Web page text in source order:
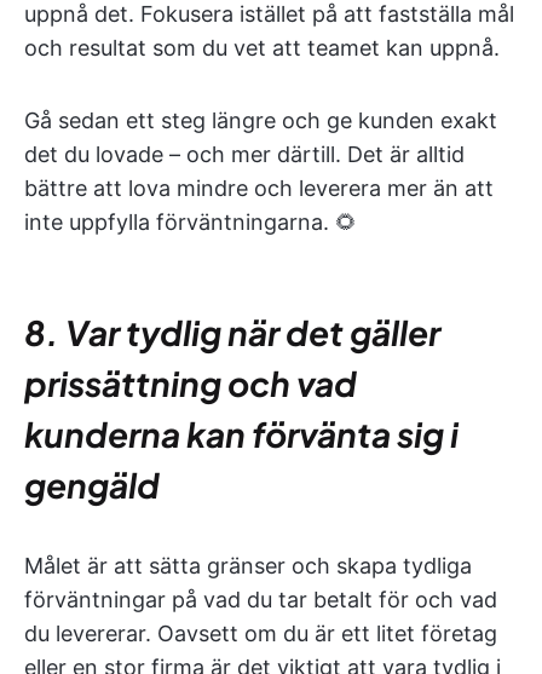
uppnå det. Fokusera istället på att fastställa mål
och resultat som du vet att teamet kan uppnå.
Gå sedan ett steg längre och ge kunden exakt
det du lovade – och mer därtill. Det är alltid
bättre att lova mindre och leverera mer än att
inte uppfylla förväntningarna. 🌻
8. Var tydlig när det gäller
prissättning och vad
kunderna kan förvänta sig i
gengäld
Målet är att sätta gränser och skapa tydliga
förväntningar på vad du tar betalt för och vad
du levererar. Oavsett om du är ett litet företag
eller en stor firma är det viktigt att vara tydlig i